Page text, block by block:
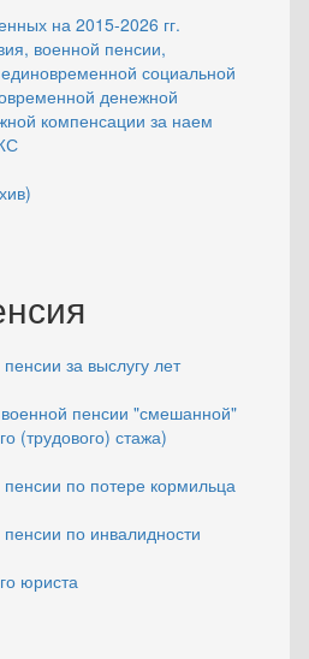
на 2015-2026 гг.
военной пенсии,
социальной
денежной
компенсации за наем
за выслугу лет
военной пенсии "смешанной"
(трудового) стажа)
пенсии по потере кормильца
по инвалидности
юриста